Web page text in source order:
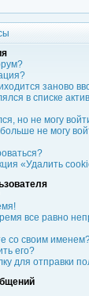
заново
в списке
но не могу
не могу
«Удалить
все равно
со своим
его?
для отправки